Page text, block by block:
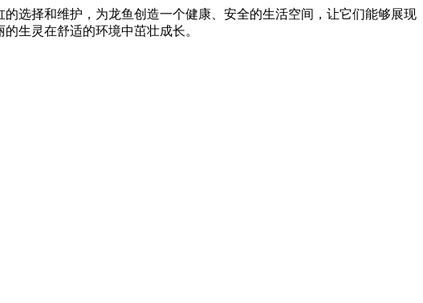
选择和维护，为龙鱼创造一个健康、安全的生活空间，让它们能够展现
生灵在舒适的环境中茁壮成长。